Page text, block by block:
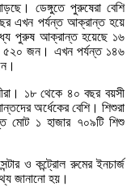
ডেঙ্গুতে পুরুষেরা বেশি
এখন পর্যন্ত আক্রান্ত হয়ে
পুরুষ আক্রান্ত হয়েছে ১৬
৫২০ জন। এখন পর্যন্ত ১৪৬
১৮ থেকে ৪০ বছর বয়সী
অর্ধেকের বেশি। শিশুরা
১ হাজার ৭০৯টি শিশু
ও কন্ট্রোল রুমের ইনচার্জ
জানানো হয়।